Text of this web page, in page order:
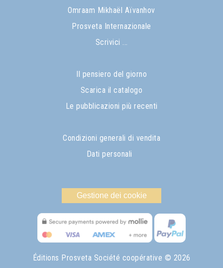
Omraam Mikhaël Aïvanhov
Prosveta Internazionale
Scrivici ...
Il pensiero del giorno
Scarica il catalogo
Le pubblicazioni più recenti
Condizioni generali di vendita
Dati personali
Gestione dei cookie
Éditions Prosveta Société coopérative © 2026